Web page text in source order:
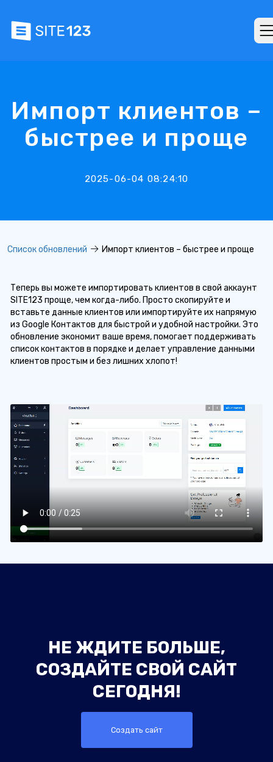
Импорт клиентов –
быстрее и проще
2025-06-04 08:24:10
Список обновлений Импорт клиентов – быстрее и проще
Теперь вы можете импортировать клиентов в свой аккаунт
SITE123 проще, чем когда-либо. Просто скопируйте и
вставьте данные клиентов или импортируйте их напрямую
из Google Контактов для быстрой и удобной настройки. Это
обновление экономит ваше время, помогает поддерживать
список контактов в порядке и делает управление данными
клиентов простым и без лишних хлопот!
НЕ ЖДИТЕ БОЛЬШЕ,
СОЗДАЙТЕ СВОЙ САЙТ
СЕГОДНЯ!
Создать сайт